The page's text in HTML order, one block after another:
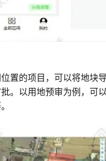
置的项目，可以将地块
。以用地预审为例，可